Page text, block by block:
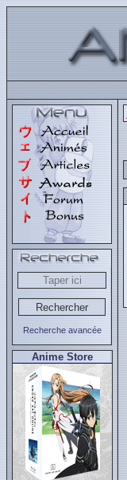
Recherche avancée
Anime Store